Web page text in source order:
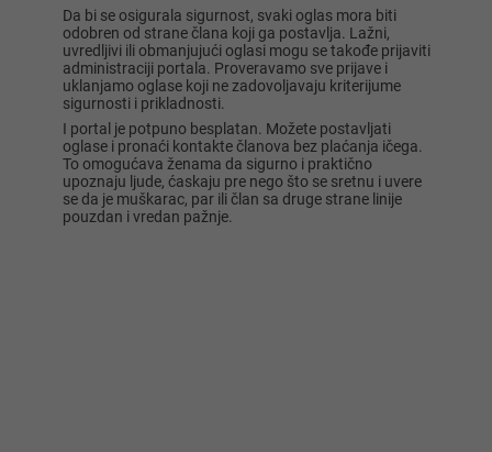
Da bi se osigurala sigurnost, svaki oglas mora biti
odobren od strane člana koji ga postavlja. Lažni,
uvredljivi ili obmanjujući oglasi mogu se takođe prijaviti
administraciji portala. Proveravamo sve prijave i
uklanjamo oglase koji ne zadovoljavaju kriterijume
sigurnosti i prikladnosti.
I portal je potpuno besplatan. Možete postavljati
oglase i pronaći kontakte članova bez plaćanja ičega.
To omogućava ženama da sigurno i praktično
upoznaju ljude, ćaskaju pre nego što se sretnu i uvere
se da je muškarac, par ili član sa druge strane linije
pouzdan i vredan pažnje.